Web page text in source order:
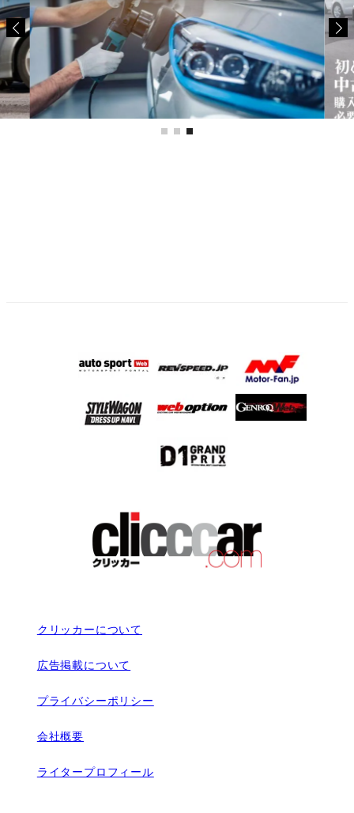
クリッカーについて
広告掲載について
プライバシーポリシー
会社概要
ライタープロフィール